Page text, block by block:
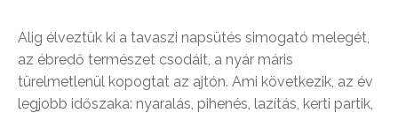
Alig élveztük ki a tavaszi napsütés simogató melegét,
az ébredő természet csodáit, a nyár máris
türelmetlenül kopogtat az ajtón. Ami következik, az év
legjobb időszaka: nyaralás, pihenés, lazítás, kerti partik,